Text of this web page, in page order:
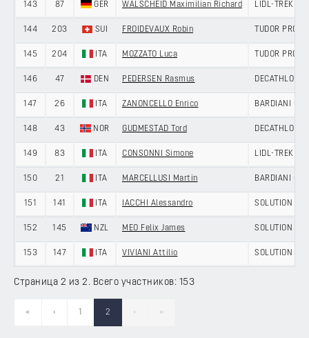
143 87 GER WALSCHEID Maximilian Richard LIDL-TREK
144 203 SUI FROIDEVAUX Robin TUDOR PRO
145 204 ITA MOZZATO Luca TUDOR PRO
146 47 DEN PEDERSEN Rasmus DECATHLON
147 26 ITA ZANONCELLO Enrico BARDIANI
148 43 NOR GUDMESTAD Tord DECATHLON
149 83 ITA CONSONNI Simone LIDL-TREK
150 21 ITA MARCELLUSI Martin BARDIANI
151 141 ITA IACCHI Alessandro SOLUTION
152 145 NZL MEO Felix James SOLUTION
153 147 ITA VIVIANI Attilio SOLUTION
Страница 2 из 2. Всего участников: 153
« ‹ 1 2 › »